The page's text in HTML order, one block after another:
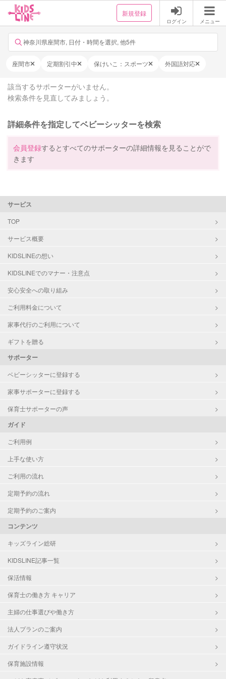
新規登録
ログイン メニュー
神奈川県座間市, 日付・時間を選択, 他5件
座間市 定期割引中 保けいこ：スポーツ 外国語対応
該当するサポーターがいません。
検索条件を見直してみましょう。
詳細条件を指定してベビーシッターを検索
会員登録するとすべてのサポーターの詳細情報を見ることがで
きます
サービス
TOP
サービス概要
KIDSLINEの想い
KIDSLINEでのマナー・注意点
安心安全への取り組み
ご利用料金について
家事代行のご利用について
ギフトを贈る
サポーター
ベビーシッターに登録する
家事サポーターに登録する
保育士サポーターの声
ガイド
ご利用例
上手な使い方
ご利用の流れ
定期予約の流れ
定期予約のご案内
コンテンツ
キッズライン総研
KIDSLINE記事一覧
保活情報
保育士の働き方 キャリア
主婦の仕事選びや働き方
法人プランのご案内
ガイドライン遵守状況
保育施設情報